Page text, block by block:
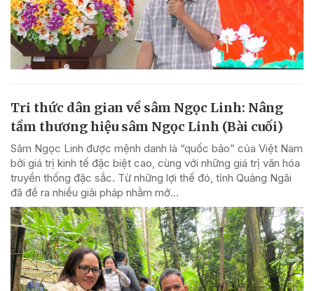
Tri thức dân gian về sâm Ngọc Linh: Nâng
tầm thương hiệu sâm Ngọc Linh (Bài cuối)
Sâm Ngọc Linh được mệnh danh là “quốc bảo” của Việt Nam
bởi giá trị kinh tế đặc biệt cao, cùng với những giá trị văn hóa
truyền thống đặc sắc. Từ những lợi thế đó, tỉnh Quảng Ngãi
đã đề ra nhiều giải pháp nhằm mở...